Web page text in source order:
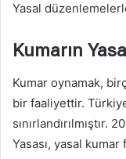
Yasal
Kumarın
Kumar oynamak,
bir faaliyettir.
sınırlandırılmıştır.
Yasası, yasal